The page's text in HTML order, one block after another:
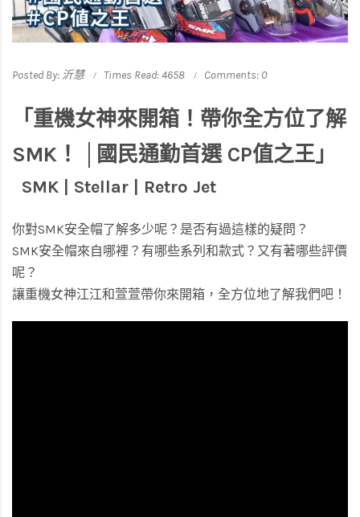
Posted By: 沂慧 Times Read: 4658 Comments: 0
「重機女神來開箱！帶你全方位了解
SMK！ │國民通勤首選 CP值之王」
SMK | Stellar | Retro Jet
你對SMK安全帽了解多少呢？ 是否有過這樣的疑問？
SMK安全帽來自哪裡？有哪些系列和款式？又有著哪些評價
呢？
讓重機女神江江和萱萱帶你來開箱，全方位地了解我們吧！